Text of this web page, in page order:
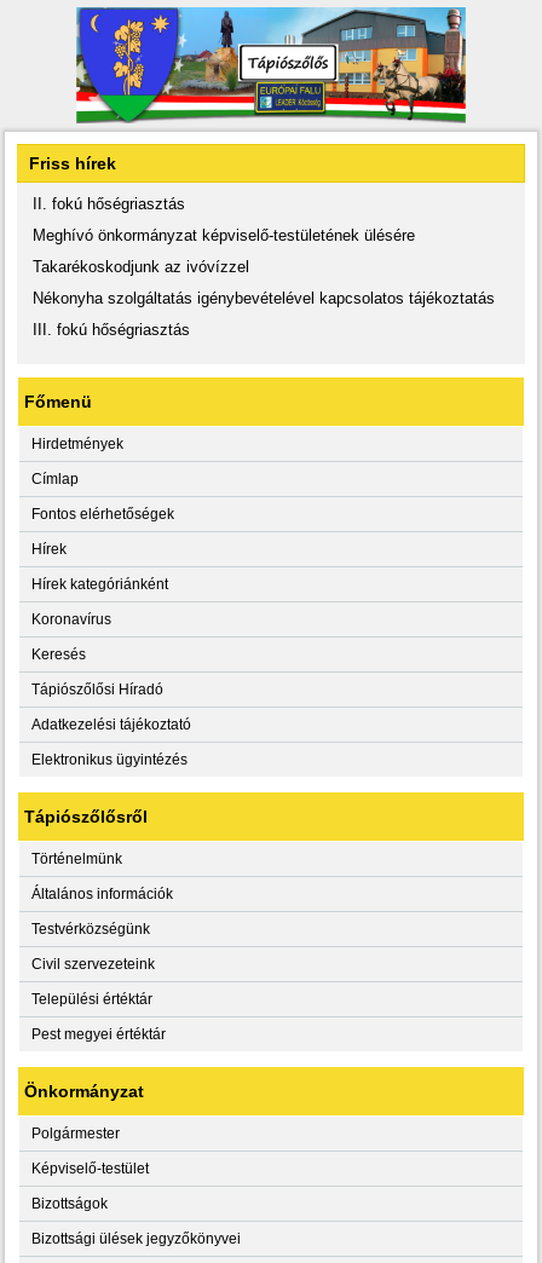
Friss hírek
II. fokú hőségriasztás
Meghívó önkormányzat képviselő-testületének ülésére
Takarékoskodjunk az ivóvízzel
Nékonyha szolgáltatás igénybevételével kapcsolatos tájékoztatás
III. fokú hőségriasztás
Főmenü
Hirdetmények
Címlap
Fontos elérhetőségek
Hírek
Hírek kategóriánként
Koronavírus
Keresés
Tápiószőlősi Híradó
Adatkezelési tájékoztató
Elektronikus ügyintézés
Tápiószőlősről
Történelmünk
Általános információk
Testvérközségünk
Civil szervezeteink
Települési értéktár
Pest megyei értéktár
Önkormányzat
Polgármester
Képviselő-testület
Bizottságok
Bizottsági ülések jegyzőkönyvei